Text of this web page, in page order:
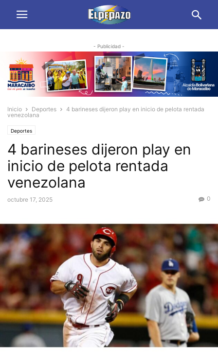
- Publicidad -
Inicio Deportes
4 barineses dijeron play en inicio de pelota rentada
venezolana
Deportes
4 barineses dijeron play en
inicio de pelota rentada
venezolana
octubre 17, 2025 0